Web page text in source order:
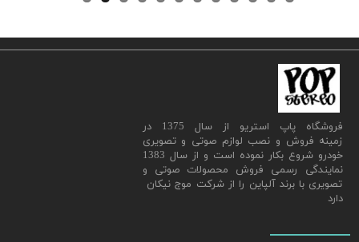
​فروشگاه پاپ استریو از سال 1375 در
زمینه فروش و نصب لوازم صوتی و تصویری
خودرو شروع بکار نموده است و از سال 1383
نمایندگی رسمی فروش محصولات صوتی و
تصویری با برند آلپاین را از شرکت موج نیکان
دارد